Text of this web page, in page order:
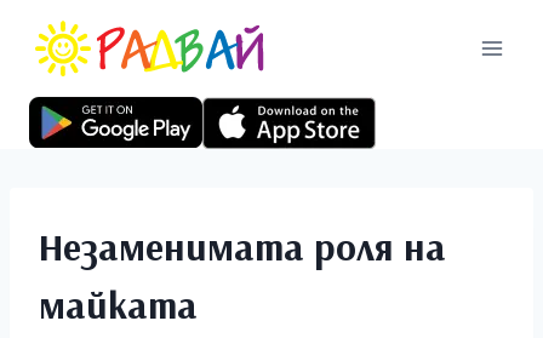
Незаменимата роля на
майката